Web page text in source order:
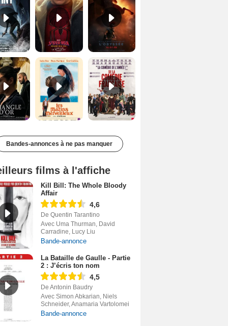
Le Triangle d'or Bande-annonce VF De la Comédie-Française Teaser VF
Bandes-annonces à ne pas manquer
films à l'affiche
Kill Bill: The Whole Bloody
Affair
4,6
De Quentin Tarantino
Avec Uma Thurman, David
Carradine, Lucy Liu
Bande-annonce
La Bataille de Gaulle - Partie
2 : J’écris ton nom
4,5
De Antonin Baudry
Avec Simon Abkarian, Niels
Schneider, Anamaria Vartolomei
Bande-annonce